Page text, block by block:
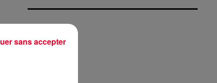
sans accepter